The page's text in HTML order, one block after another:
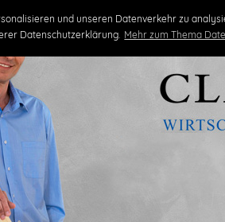
und unseren Datenverkehr zu
Datenschutzerklärung. Mehr zum Thema